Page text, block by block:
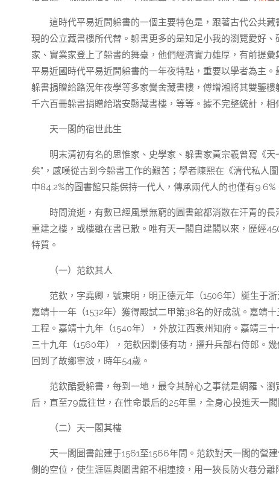
這時代平易近間躲書的一個主要特色是，跟著古代公共
現的公立藏書樓所代替。躲書更多的是知足小我的瀏覽愛好
家、實業家登上了躲書的舞臺，他們經濟實力雄厚，有前提
平易近國時代平易近間躲書的一年夜特點，重要以學者為主
躲書捐贈給路況年夜學等多家黌舍藏書樓，傅增湘將其雙鑒
千六百冊躲書捐贈給瑞安縣藏書樓，等等。據不完整統計，相
天一閣的宿世此生
明末清初有名的思惟家、史學家、躲書家黃宗羲曾寫《
矣”，感嘆從古到今躲書工作的艱苦；學者陳熙在《清代私人
中84.2%的圖書館只能保持一代人，傳承兩代人的也僅有
時間流逝，有數已經風景無窮的圖書館都消散在汗青的
重建之樓，或樓雖在書已散。唯有天一閣自建閣以來，歷經
特質。
（一）范欽其人
范欽，字堯卿，號東明，明正德元年（1506年）誕生于
嘉靖十一年（1532年）獲得殿試二甲第38名的好成就。嘉靖
工程。嘉靖十九年（1540年），外放江西袁州知府。嘉靖三
三十九年（1560年），范欽因剿倭有功，擢升兵部右侍郎。
回到了故鄉寧波，時年54歲。
范欽酷愛躲書，每到一地，最令其醉心之事就是網羅、
后，直至79歲往世，在性命最后的25年里，全身心投進天一
（二）天一閣其樓
天一閣圖書館建于1561至1566年間。范欽對天一閣的營
側的空位，使生涯區與圖書館不相連接，用一狹長防火巷分